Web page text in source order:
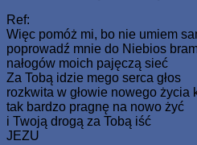
Ref:
Więc pomóż mi, bo nie umiem
poprowadź mnie do Niebios
nałogów moich pajęczą sieć
Za Tobą idzie mego serca głos
rozkwita w głowie nowego życia
tak bardzo pragnę na nowo żyć
i Twoją drogą za Tobą iść
JEZU